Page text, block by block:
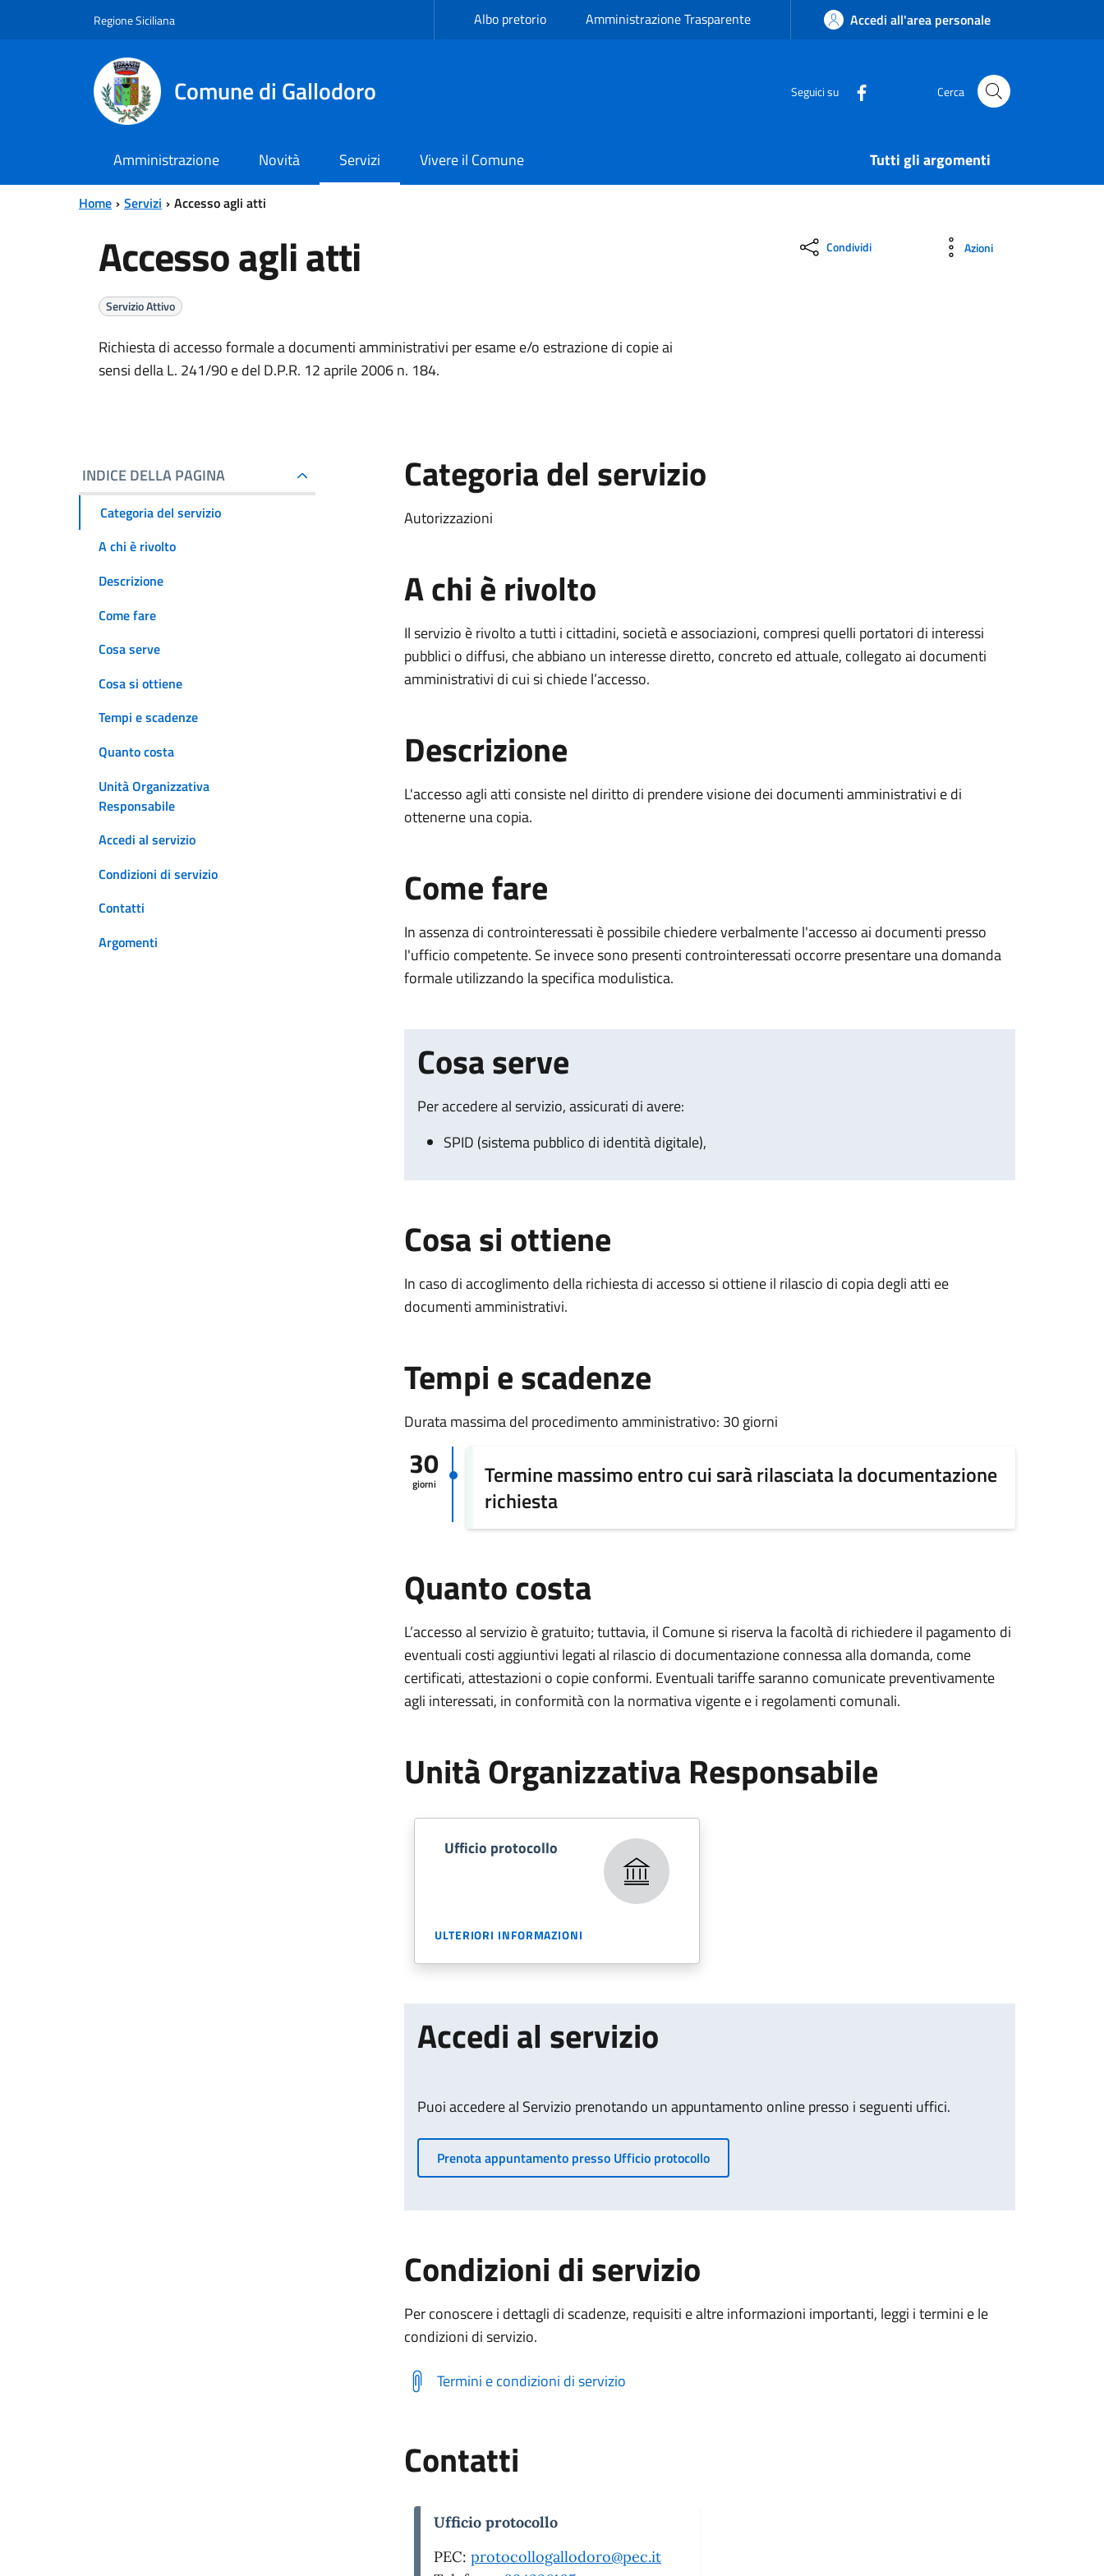
Regione Siciliana Albo pretorio Amministrazione Trasparente Accedi all'area personale
Comune di Gallodoro Seguici su Cerca
Amministrazione Novità Servizi Vivere il Comune Tutti gli argomenti
Home Servizi Accesso agli atti
Accesso agli atti
Servizio Attivo
Richiesta di accesso formale a documenti amministrativi per esame e/o estrazione di copie ai
sensi della L. 241/90 e del D.P.R. 12 aprile 2006 n. 184.
Condividi Azioni
INDICE DELLA PAGINA
Categoria del servizio
A chi è rivolto
Descrizione
Come fare
Cosa serve
Cosa si ottiene
Tempi e scadenze
Quanto costa
Unità Organizzativa
Responsabile
Accedi al servizio
Condizioni di servizio
Contatti
Argomenti
Categoria del servizio
Autorizzazioni
A chi è rivolto
Il servizio è rivolto a tutti i cittadini, società e associazioni, compresi quelli portatori di interessi
pubblici o diffusi, che abbiano un interesse diretto, concreto ed attuale, collegato ai documenti
amministrativi di cui si chiede l’accesso.
Descrizione
L'accesso agli atti consiste nel diritto di prendere visione dei documenti amministrativi e di
ottenerne una copia.
Come fare
In assenza di controinteressati è possibile chiedere verbalmente l'accesso ai documenti presso
l'ufficio competente. Se invece sono presenti controinteressati occorre presentare una domanda
formale utilizzando la specifica modulistica.
Cosa serve
Per accedere al servizio, assicurati di avere:
SPID (sistema pubblico di identità digitale),
Cosa si ottiene
In caso di accoglimento della richiesta di accesso si ottiene il rilascio di copia degli atti ee
documenti amministrativi.
Tempi e scadenze
Durata massima del procedimento amministrativo: 30 giorni
30
giorni
Termine massimo entro cui sarà rilasciata la documentazione
richiesta
Quanto costa
L’accesso al servizio è gratuito; tuttavia, il Comune si riserva la facoltà di richiedere il pagamento di
eventuali costi aggiuntivi legati al rilascio di documentazione connessa alla domanda, come
certificati, attestazioni o copie conformi. Eventuali tariffe saranno comunicate preventivamente
agli interessati, in conformità con la normativa vigente e i regolamenti comunali.
Unità Organizzativa Responsabile
Ufficio protocollo
ULTERIORI INFORMAZIONI
Accedi al servizio
Puoi accedere al Servizio prenotando un appuntamento online presso i seguenti uffici.
Prenota appuntamento presso Ufficio protocollo
Condizioni di servizio
Per conoscere i dettagli di scadenze, requisiti e altre informazioni importanti, leggi i termini e le
condizioni di servizio.
Termini e condizioni di servizio
Contatti
Ufficio protocollo
PEC: protocollogallodoro@pec.it